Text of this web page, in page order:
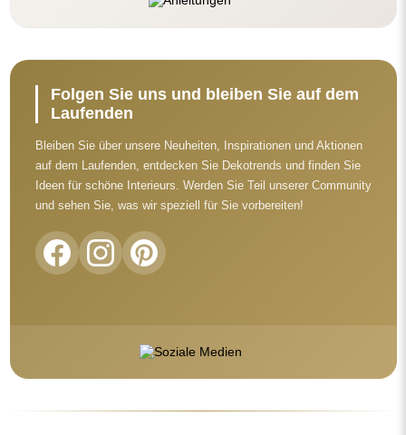
Folgen Sie uns und bleiben Sie auf dem
Laufenden
Bleiben Sie über unsere Neuheiten, Inspirationen und Aktionen
auf dem Laufenden, entdecken Sie Dekotrends und finden Sie
Ideen für schöne Interieurs. Werden Sie Teil unserer Community
und sehen Sie, was wir speziell für Sie vorbereiten!